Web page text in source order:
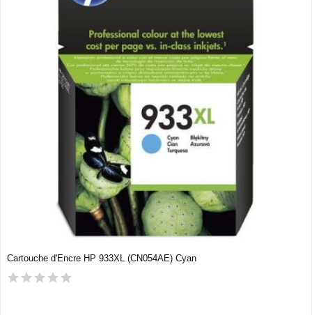
Cartouche d'Encre HP 933XL (CN054AE) Cyan